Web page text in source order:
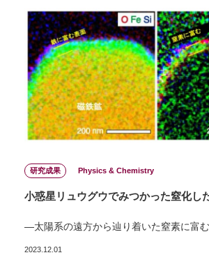
研究成果 Physics & Chemistry
小惑星リュウグウでみつかった窒化し
―太陽系の遠方から辿り着いた窒素に富
2023.12.01